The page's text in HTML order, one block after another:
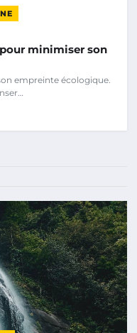
minimiser son
empreinte écologique.